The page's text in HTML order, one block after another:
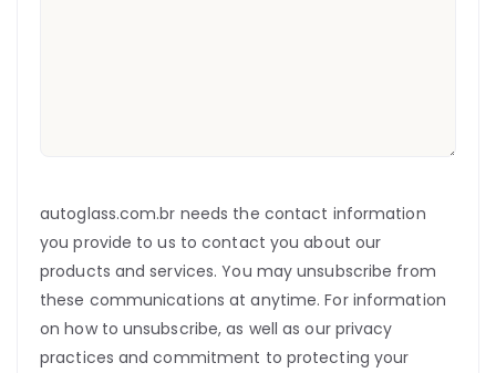
autoglass.com.br needs the contact information
you provide to us to contact you about our
products and services. You may unsubscribe from
these communications at anytime. For information
on how to unsubscribe, as well as our privacy
practices and commitment to protecting your